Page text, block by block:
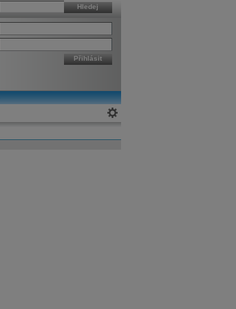
Hledej
Přihlásit